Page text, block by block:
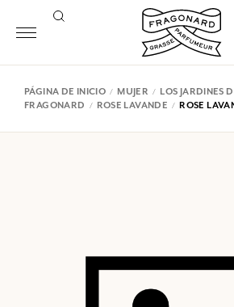
PÁGINA DE INICIO MUJER
LOS JARDINES
FRAGONARD
ROSE LAVANDE ROSE